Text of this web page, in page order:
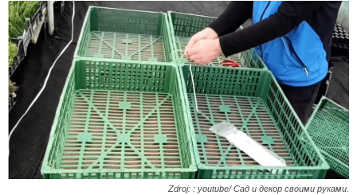
Zdroj: : youtube/ Сад и декор своими руками.